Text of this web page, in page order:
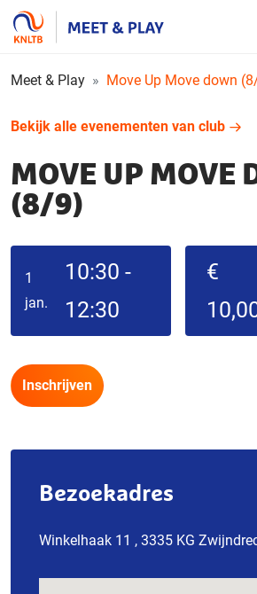
Service
menu
Meet & Play Move Up Move down
Bekijk alle evenementen van club
MOVE UP MOVE
(8/9)
1
jan.
10:30 -
12:30
€
Inschrijven
Bezoekadres
Winkelhaak 11 , 3335 KG